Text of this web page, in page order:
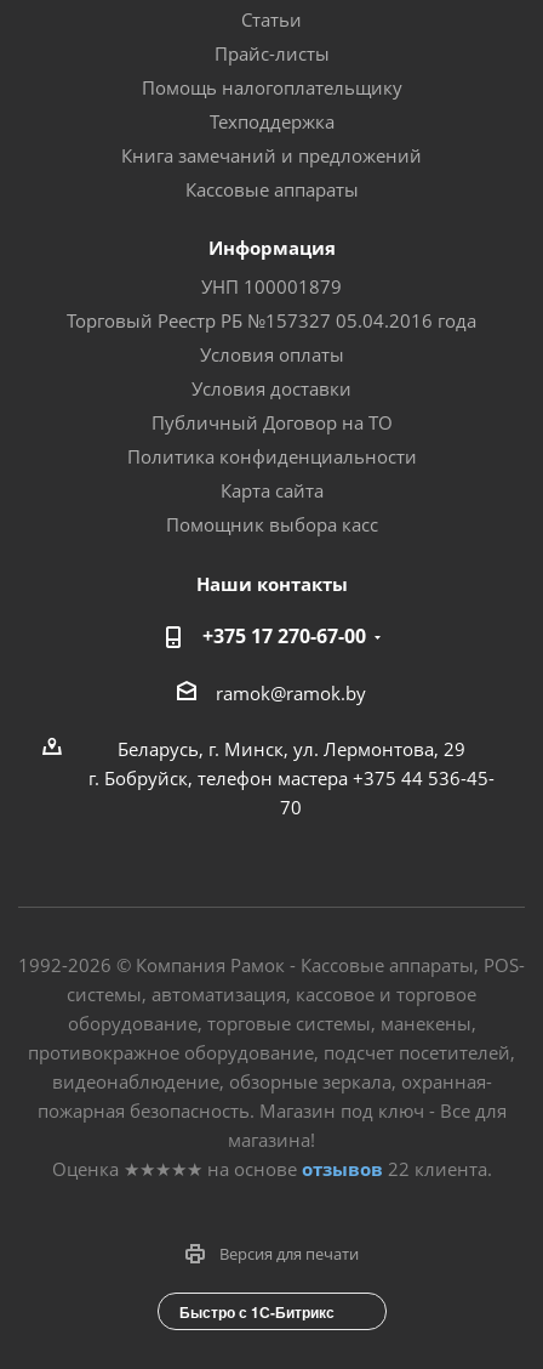
Статьи
Прайс-листы
Помощь налогоплательщику
Техподдержка
Книга замечаний и предложений
Кассовые аппараты
Информация
УНП 100001879
Торговый Реестр РБ №157327 05.04.2016 года
Условия оплаты
Условия доставки
Публичный Договор на ТО
Политика конфиденциальности
Карта сайта
Помощник выбора касс
Наши контакты
+375 17 270-67-00
ramok@ramok.by
Беларусь, г. Минск, ул. Лермонтова, 29
г. Бобруйск, телефон мастера +375 44 536-45-
70
1992-2026 © Компания Рамок - Кассовые аппараты, POS-
системы, автоматизация, кассовое и торговое
оборудование, торговые системы, манекены,
противокражное оборудование, подсчет посетителей,
видеонаблюдение, обзорные зеркала, охранная-
пожарная безопасность. Магазин под ключ - Все для
магазина!
Оценка ★★★★★ на основе отзывов 22 клиента.
Версия для печати
Быстро с 1С-Битрикс